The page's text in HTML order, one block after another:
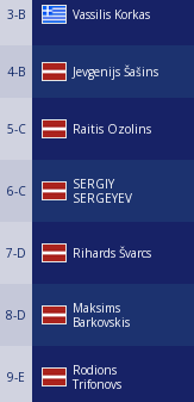
3-B Vassilis Korkas
4-B Jevgenijs Šašins
5-C Raitis Ozolins
6-C
SERGIY
SERGEYEV
7-D Rihards Švarcs
8-D
Maksims
Barkovskis
9-E
Rodions
Trifonovs